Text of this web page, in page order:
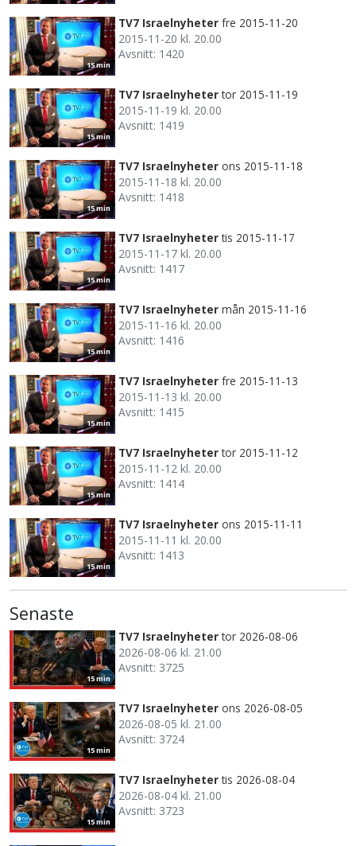
15 min
TV7 Israelnyheter fre 2015-11-20
2015-11-20 kl. 20.00
Avsnitt: 1420
15 min
TV7 Israelnyheter tor 2015-11-19
2015-11-19 kl. 20.00
Avsnitt: 1419
15 min
TV7 Israelnyheter ons 2015-11-18
2015-11-18 kl. 20.00
Avsnitt: 1418
15 min
TV7 Israelnyheter tis 2015-11-17
2015-11-17 kl. 20.00
Avsnitt: 1417
15 min
TV7 Israelnyheter mån 2015-11-16
2015-11-16 kl. 20.00
Avsnitt: 1416
15 min
TV7 Israelnyheter fre 2015-11-13
2015-11-13 kl. 20.00
Avsnitt: 1415
15 min
TV7 Israelnyheter tor 2015-11-12
2015-11-12 kl. 20.00
Avsnitt: 1414
15 min
TV7 Israelnyheter ons 2015-11-11
2015-11-11 kl. 20.00
Avsnitt: 1413
Senaste
15 min
TV7 Israelnyheter tor 2026-08-06
2026-08-06 kl. 21.00
Avsnitt: 3725
15 min
TV7 Israelnyheter ons 2026-08-05
2026-08-05 kl. 21.00
Avsnitt: 3724
15 min
TV7 Israelnyheter tis 2026-08-04
2026-08-04 kl. 21.00
Avsnitt: 3723